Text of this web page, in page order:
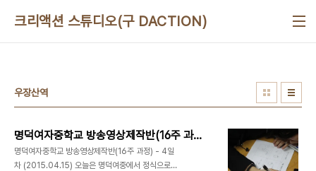
크리액션 스튜디오(구 DACTION)
우장산역
명덕여자중학교 방송영상제작반(16주 과정) - 4일차 (2015.04.15)
명덕여자중학교 방송영상제작반(16주 과정) - 4일
차 (2015.04.15) 오늘은 명덕여중에서 정식으로